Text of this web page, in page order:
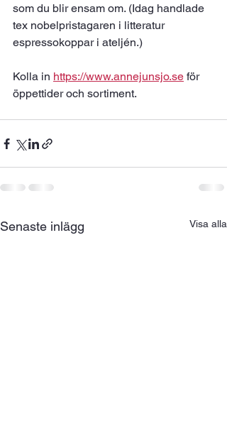
som du blir ensam om. (Idag handlade
tex nobelpristagaren i litteratur
espressokoppar i ateljén.)
Kolla in https://www.annejunsjo.se för
öppettider och sortiment.
Senaste inlägg Visa alla